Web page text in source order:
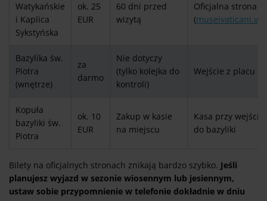
Watykańskie
i Kaplica
Sykstyńska
ok. 25
EUR
60 dni przed
wizytą
Oficjalna strona
(museivaticani.va
Bazylika św.
Piotra
(wnętrze)
za
darmo
Nie dotyczy
(tylko kolejka do
kontroli)
Wejście z placu
Kopuła
bazyliki św.
Piotra
ok. 10
EUR
Zakup w kasie
na miejscu
Kasa przy wejściu
do bazyliki
Bilety na oficjalnych stronach znikają bardzo szybko. Jeśli
planujesz wyjazd w sezonie wiosennym lub jesiennym,
ustaw sobie przypomnienie w telefonie dokładnie w dniu